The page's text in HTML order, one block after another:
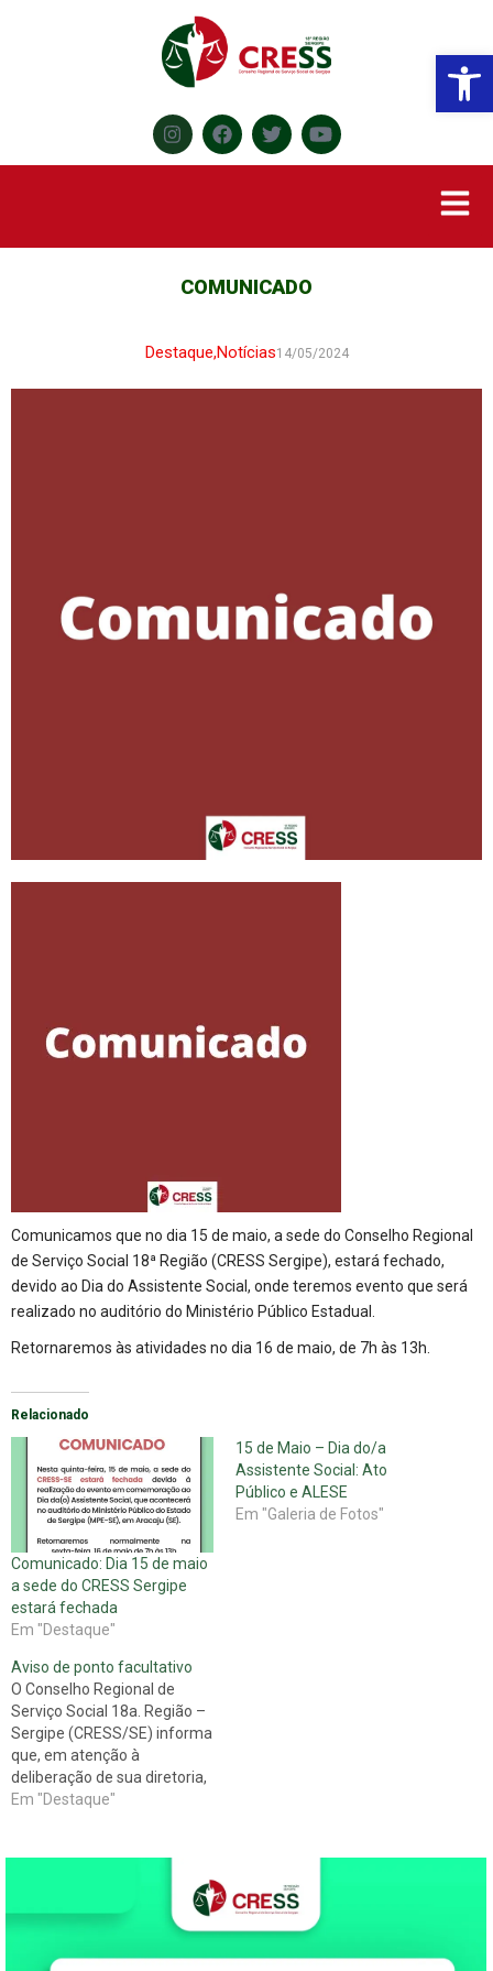
COMUNICADO
Destaque,Notícias14/05/2024
Comunicamos que no dia 15 de maio, a sede do Conselho Regional
de Serviço Social 18ª Região (CRESS Sergipe), estará fechado,
devido ao Dia do Assistente Social, onde teremos evento que será
realizado no auditório do Ministério Público Estadual.
Retornaremos às atividades no dia 16 de maio, de 7h às 13h.
Relacionado
Comunicado: Dia 15 de maio
a sede do CRESS Sergipe
estará fechada
Em "Destaque"
15 de Maio – Dia do/a
Assistente Social: Ato
Público e ALESE
Em "Galeria de Fotos"
Aviso de ponto facultativo
O Conselho Regional de
Serviço Social 18a. Região –
Sergipe (CRESS/SE) informa
que, em atenção à
deliberação de sua diretoria,
foi decretado ponto
entidade nos dias 26 e 27 de
maio. Atenciosamente,
Diretoria CRESS/SE Gestão
Em "Destaque"